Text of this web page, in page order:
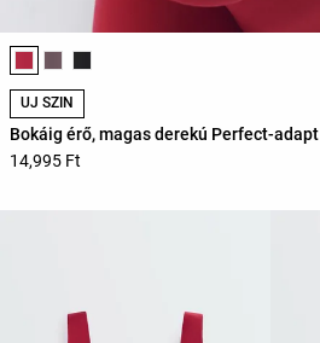
Termékszínek listája
ÚJ SZÍN
Bokáig érő, magas derekú Perfect-
14,995 Ft